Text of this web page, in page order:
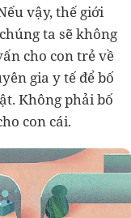
vậy, thế giới
ta sẽ không
cho con trẻ về
gia y tế để bố
Không phải bố
con cái.